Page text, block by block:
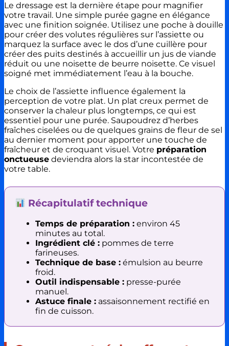
Le dressage est la dernière étape pour magnifier
votre travail. Une simple purée gagne en élégance
avec une finition soignée. Utilisez une poche à douille
pour créer des volutes régulières sur l’assiette ou
marquez la surface avec le dos d’une cuillère pour
créer des puits destinés à accueillir un jus de viande
réduit ou une noisette de beurre noisette. Ce visuel
soigné met immédiatement l’eau à la bouche.
Le choix de l’assiette influence également la
perception de votre plat. Un plat creux permet de
conserver la chaleur plus longtemps, ce qui est
essentiel pour une purée. Saupoudrez d’herbes
fraîches ciselées ou de quelques grains de fleur de sel
au dernier moment pour apporter une touche de
fraîcheur et de croquant visuel. Votre préparation
onctueuse deviendra alors la star incontestée de
votre table.
Récapitulatif technique
Temps de préparation : environ 45
minutes au total.
Ingrédient clé : pommes de terre
farineuses.
Technique de base : émulsion au beurre
froid.
Outil indispensable : presse-purée
manuel.
Astuce finale : assaisonnement rectifié en
fin de cuisson.